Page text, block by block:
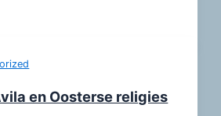
en Oosterse religies